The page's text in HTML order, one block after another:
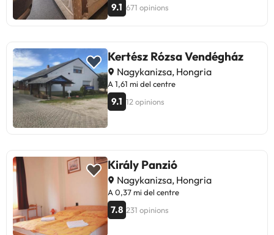
9.1 671 opinions
Kertész Rózsa Vendégház
Nagykanizsa, Hongria
A 1,61 mi del centre
9.1 12 opinions
Király Panzió
Nagykanizsa, Hongria
A 0,37 mi del centre
7.8 231 opinions